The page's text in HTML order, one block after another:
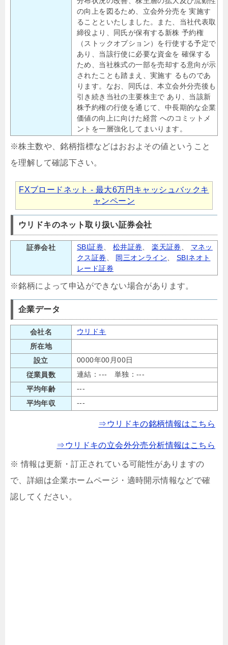
の向上を図るため、立会外分売を 実施す
ることといたしました。また、当社代表取
締役より、同氏が保有する新株 予約権
（ストックオプション）を行使する予定で
あり、当該行使に必要な資金を 確保する
ため、当社株式の一部を売却する意向が示
されたことも踏まえ、実施す るものであ
ります。なお、同氏は、本立会外分売後も
引き続き当社の主要株主で あり、当該新
株予約権の行使を通じて、中長期的な企業
価値の向上に向けた経営 へのコミットメ
ントを一層強化してまいります。
※株主数や、銘柄指標などはおおよその値ということ
を理解して確認下さい。
FXブロードネット - 最大6万円キャッシュバックキ
ャンペーン
ウリドキのネット取り扱い証券会社
証券会社 SBI証券 松井証券 、楽天証券
マネッ
クス証券
岡三オンライン 、SBIネオト
レード証券
※銘柄によって申込ができない場合があります。
企業データ
会社名
ウリドキ
所在地
設立
0000年00月00日
従業員数
連結：--- 単独：---
平均年齢
---
平均年収
---
⇒ウリドキの銘柄情報はこちら
⇒ウリドキの立会外分売分析情報はこちら
※ 情報は更新・訂正されている可能性がありますの
で、詳細は企業ホームページ・適時開示情報などで確
認してください。